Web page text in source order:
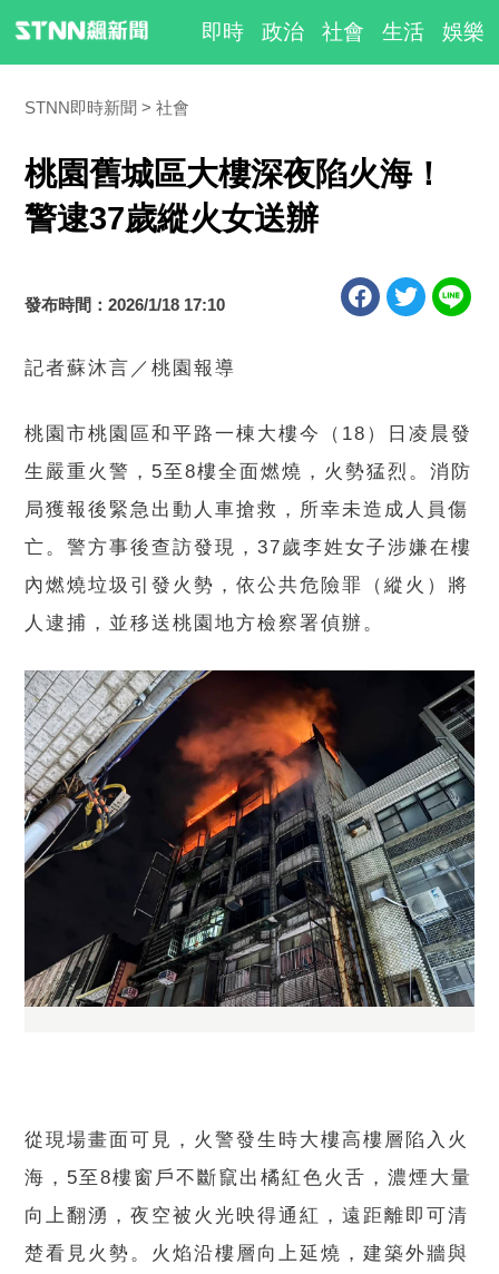
即時 政治 社會 生活 娛樂
STNN即時新聞 社會
桃園舊城區大樓深夜陷火海！
警逮37歲縱火女送辦
發布時間：2026/1/18 17:10
記者蘇沐言／桃園報導
桃園市桃園區和平路一棟大樓今（18）日凌晨發
生嚴重火警，5至8樓全面燃燒，火勢猛烈。消防
局獲報後緊急出動人車搶救，所幸未造成人員傷
亡。警方事後查訪發現，37歲李姓女子涉嫌在樓
內燃燒垃圾引發火勢，依公共危險罪（縱火）將
人逮捕，並移送桃園地方檢察署偵辦。
從現場畫面可見，火警發生時大樓高樓層陷入火
海，5至8樓窗戶不斷竄出橘紅色火舌，濃煙大量
向上翻湧，夜空被火光映得通紅，遠距離即可清
楚看見火勢。火焰沿樓層向上延燒，建築外牆與